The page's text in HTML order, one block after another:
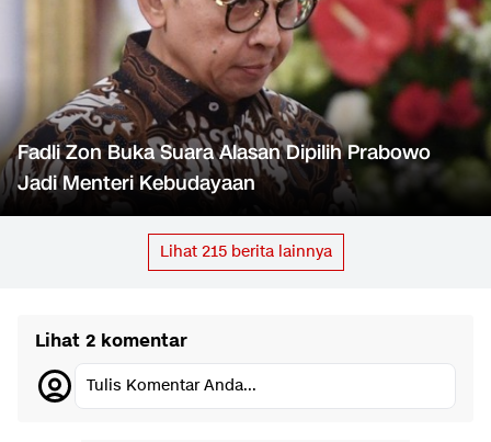
Fadli Zon Buka Suara Alasan Dipilih Prabowo
Jadi Menteri Kebudayaan
Lihat 215berita lainnya
Lihat 2 komentar
Tulis Komentar Anda...